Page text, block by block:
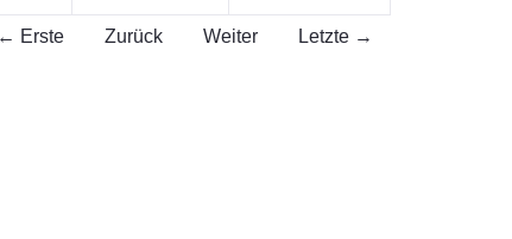
← Erste Zurück Weiter Letzte →